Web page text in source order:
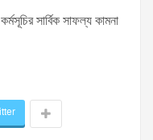
সার্বিক সাফল্য কামনা